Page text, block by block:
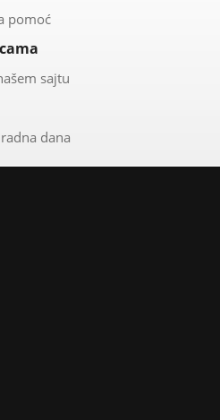
pomoć
sajtu
dana